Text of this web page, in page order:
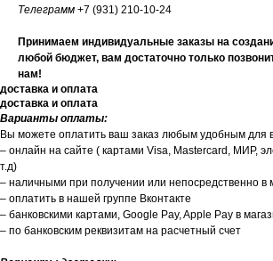
Телеграмм +7 (931) 210-10-24
Принимаем индивидуальные заказы на
любой бюджет, вам достаточно только
нам!
доставка и оплата
доставка и оплата
Варианты оплаты:
Вы можете оплатить ваш заказ любым удобным для
– онлайн на сайте ( картами Visa, Mastercard, МИР,
т.д)
– наличными при получении или непосредственно в
– оплатить в нашей группе Вконтакте
– банковскими картами, Google Pay, Apple Pay в
– по банковским реквизитам на расчетный счет